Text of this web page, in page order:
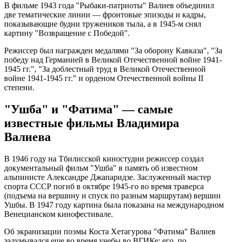
В фильме 1943 года "Рыбаки-патриоты" Валиев объединил
две тематические линии — фронтовые эпизоды и кадры,
показывающие будни тружеников тыла, а в 1945-м снял
картину "Возвращение с Победой".
Режиссер был награжден медалями "За оборону Кавказа", "За
победу над Германией в Великой Отечественной войне 1941-
1945 гг.", "За доблестный труд в Великой Отечественной
войне 1941-1945 гг." и орденом Отечественной войны II
степени.
"Ушба" и "Фатима" — самые
известные фильмы Владимира
Валиева
В 1946 году на Тбилисской киностудии режиссер создал
документальный фильм "Ушба" в память об известном
альпинисте Александре Джапаридзе. Заслуженный мастер
спорта СССР погиб в октябре 1945-го во время траверса
(подъема на вершину и спуск по разным маршрутам) вершин
Ушбы. В 1947 году картина была показана на международном
Венецианском кинофестивале.
Об экранизации поэмы Коста Хетагурова "Фатима" Валиев